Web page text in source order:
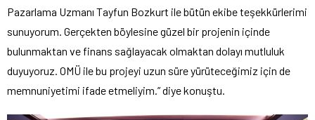
Pazarlama Uzmanı Tayfun Bozkurt ile bütün ekibe teşekkürlerimi
sunuyorum. Gerçekten böylesine güzel bir projenin içinde
bulunmaktan ve finans sağlayacak olmaktan dolayı mutluluk
duyuyoruz. OMÜ ile bu projeyi uzun süre yürüteceğimiz için de
memnuniyetimi ifade etmeliyim.” diye konuştu.